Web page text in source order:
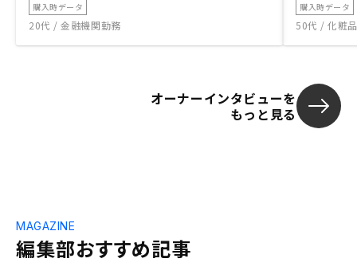
購入時データ
20代 / 金融機関勤務
購入時データ
50代 / 化粧
オーナーインタビューを
もっと見る
編集部おすすめ記事
MAGAZINE